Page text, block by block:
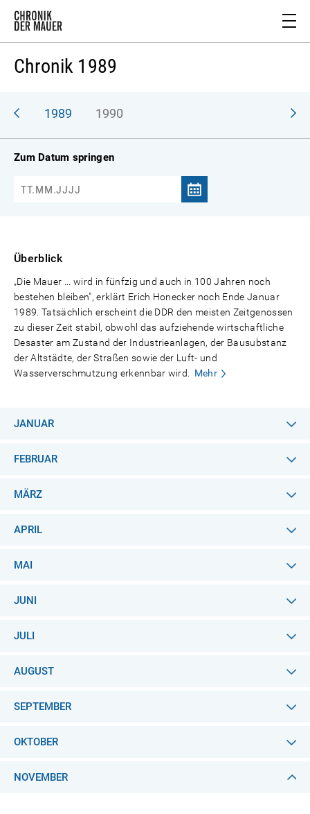
Chronik 1989
1989 1990
Zum Datum springen
Überblick
„Die Mauer ... wird in fünfzig und auch in 100 Jahren noch
bestehen bleiben", erklärt Erich Honecker noch Ende Januar
1989. Tatsächlich erscheint die DDR den meisten Zeitgenossen
zu dieser Zeit stabil, obwohl das aufziehende wirtschaftliche
Desaster am Zustand der Industrieanlagen, der Bausubstanz
der Altstädte, der Straßen sowie der Luft- und
Wasserverschmutzung erkennbar wird.
Mehr
JANUAR
FEBRUAR
MÄRZ
APRIL
MAI
JUNI
JULI
AUGUST
SEPTEMBER
OKTOBER
NOVEMBER